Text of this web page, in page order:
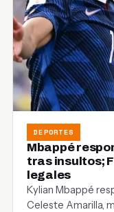
DEPORTES
Mbappé
tras insultos;
legales
Kylian Mbappé
Celeste Amarilla,